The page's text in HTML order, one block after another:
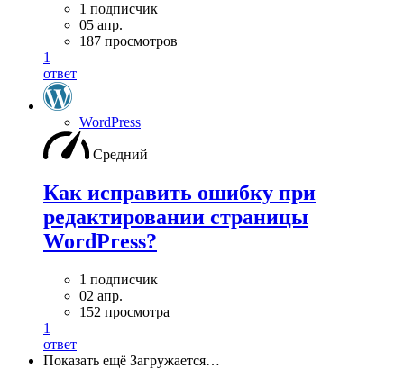
1 подписчик
05 апр.
187 просмотров
1
ответ
WordPress
Средний
Как исправить ошибку при
редактировании страницы
WordPress?
1 подписчик
02 апр.
152 просмотра
1
ответ
Показать ещё Загружается…